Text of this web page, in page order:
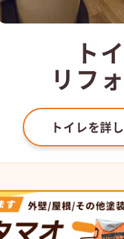
ト
リフ
トイレを詳